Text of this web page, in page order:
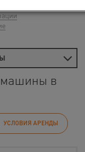
в
УСЛОВИЯ АРЕНДЫ